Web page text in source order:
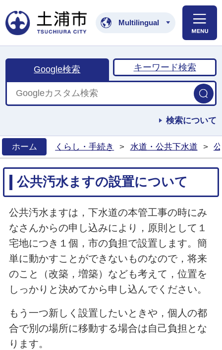
土浦市公式ホームペ
Multilingual
Google検索 キーワード検索
検索について
ホーム
くらし・手続き > 水道・公共下水道 >
公共汚水ますの設置について
公共汚水ますは，下水道の本管工事の時にみ
なさんからの申し込みにより，原則として１
宅地につき１個，市の負担で設置します。簡
単に動かすことができないものなので，将来
のこと（改築，増築）なども考えて，位置を
しっかりと決めてから申し込んでください。
もう一つ新しく設置したいときや，個人の都
合で別の場所に移動する場合は自己負担とな
ります。